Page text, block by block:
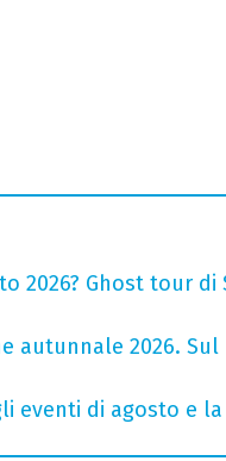
2026? Ghost tour
2026. Sul
eventi di agosto e